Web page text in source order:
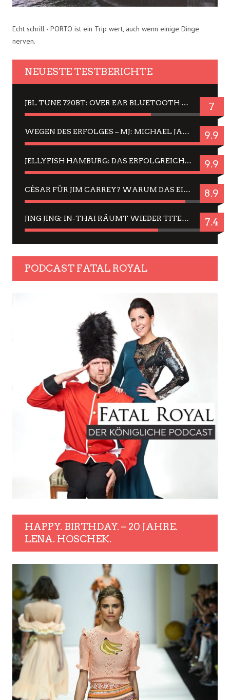
Echt schrill - PORTO ist ein Trip wert, auch wenn einige Dinge
nerven.
NEUESTE TESTBERICHTE
JBL TUNE 720BT: OVER EAR BLUETOOTH KOPFHÖRER UM DIE 50,-€ IM DAUER-TEST 7
WEGEN DES ERFOLGES – MJ: MICHAEL JACKSON MUSICAL IN EINER MATINEE SEHEN 9.9
JELLYFISH HAMBURG: DAS ERFOLGREICHE SOMMER-MENÜ 2025 IN GEFÜHLEN UND BILDERN 9.9
CÉSAR FÜR JIM CARREY? WARUM DAS EINER DER NERVIGSTEN ACTORS IST UND BLEIBT 8.9
JING JING: IN-THAI RÄUMT WIEDER TITEL AB – EIN ZWEI-STUNDEN-ERLEBNISBERICHT 7.4
PODCAST FATAL ROYAL
HAPPY. BIRTHDAY. – 20 JAHRE.
LENA. HOSCHEK.